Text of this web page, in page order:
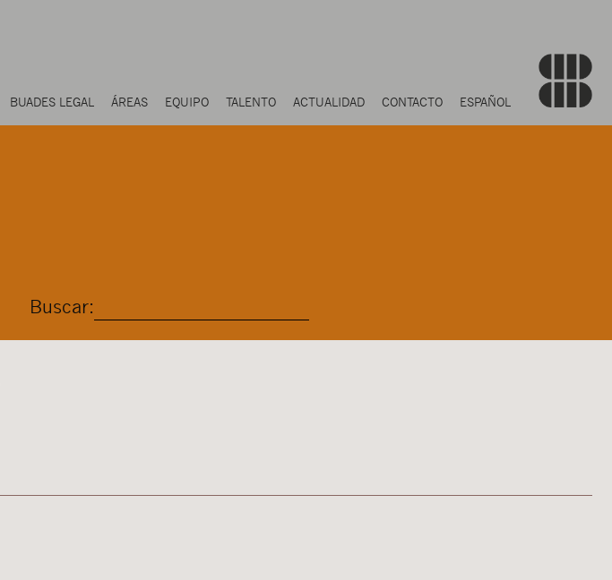
BUADES LEGAL ÁREAS EQUIPO TALENTO ACTUALIDAD CONTACTO ESPAÑOL
Buscar: